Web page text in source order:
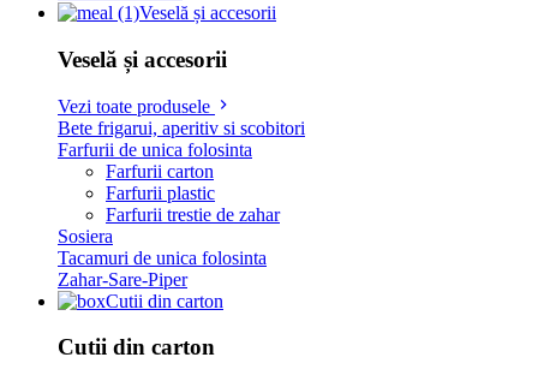
Veselă și accesorii
Veselă și accesorii
Vezi toate produsele
Bete frigarui, aperitiv si scobitori
Farfurii de unica folosinta
Farfurii carton
Farfurii plastic
Farfurii trestie de zahar
Sosiera
Tacamuri de unica folosinta
Zahar-Sare-Piper
Cutii din carton
Cutii din carton